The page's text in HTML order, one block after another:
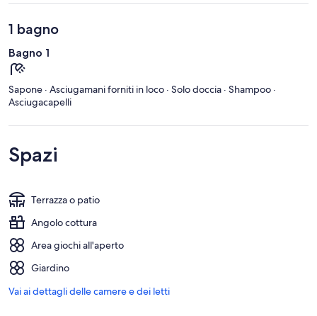
1 bagno
Bagno 1
Sapone · Asciugamani forniti in loco · Solo doccia · Shampoo ·
Asciugacapelli
Spazi
Terrazza o patio
Angolo cottura
Area giochi all'aperto
Giardino
Vai ai dettagli delle camere e dei letti